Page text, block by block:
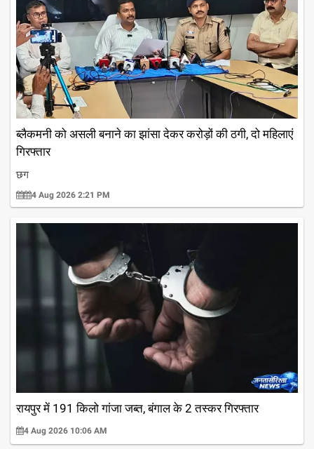
ब्लैकमनी को असली बनाने का झांसा देकर करोड़ों की ठगी, दो महिलाएं
गिरफ्तार
छग
4 Aug 2026 2:21 PM
रायपुर में 191 किलो गांजा जब्त, बंगाल के 2 तस्कर गिरफ्तार
4 Aug 2026 10:06 AM